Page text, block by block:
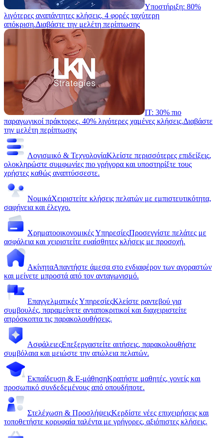
Υποστήριξη: 80%
λιγότερες αναπάντητες κλήσεις. 4 φορές ταχύτερη
απόκριση.Διαβάστε την μελέτη περίπτωσης
IT: 30% πιο
παραγωγικοί πράκτορες. 40% λιγότερες χαμένες κλήσεις.Διαβάστε
την μελέτη περίπτωσης
Λογισμικό & ΤεχνολογίαΚλείστε περισσότερες επιδείξεις,
ολοκληρώστε συμφωνίες πιο γρήγορα και υποστηρίξτε τους
χρήστες καθώς αναπτύσσεστε.
ΝομικάΧειριστείτε κλήσεις πελατών με εμπιστευτικότητα,
σαφήνεια και έλεγχο.
Χρηματοοικονομικές ΥπηρεσίεςΠροσεγγίστε πελάτες με
ασφάλεια και χειριστείτε ευαίσθητες κλήσεις με προσοχή.
ΑκίνηταΑπαντήστε άμεσα στο ενδιαφέρον των αγοραστών
και μείνετε μπροστά από τον ανταγωνισμό.
Επαγγελματικές ΥπηρεσίεςΚλείστε ραντεβού για
συμβουλές, παραμείνετε ανταποκριτικοί και διαχειριστείτε
απρόσκοπτα τις παρακολουθήσεις.
ΑσφάλειεςΕπεξεργαστείτε αιτήσεις, παρακολουθήστε
συμβόλαια και μειώστε την απώλεια πελατών.
Εκπαίδευση & E-μάθησηΚρατήστε μαθητές, γονείς και
προσωπικό συνδεδεμένους από οπουδήποτε.
Στελέχωση & ΠροσλήψειςΚερδίστε νέες επιχειρήσεις και
τοποθετήστε κορυφαία ταλέντα με γρήγορες, αξιόπιστες κλήσεις.